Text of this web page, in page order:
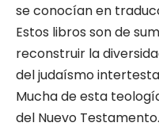
se conocían en
Estos libros son de
reconstruir la
del judaísmo
Mucha de esta
del Nuevo Testamento.